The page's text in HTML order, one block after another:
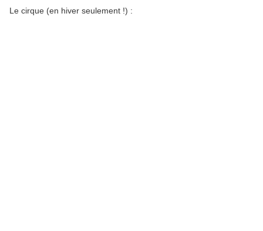
Le cirque (en hiver seulement !) :